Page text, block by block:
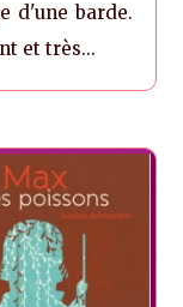
d'une barde.
et très...